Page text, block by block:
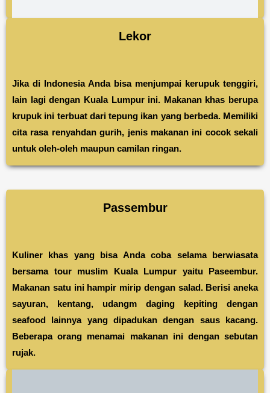
Lekor
Jika di Indonesia Anda bisa menjumpai kerupuk tenggiri,
lain lagi dengan Kuala Lumpur ini. Makanan khas berupa
krupuk ini terbuat dari tepung ikan yang berbeda. Memiliki
cita rasa renyahdan gurih, jenis makanan ini cocok sekali
untuk oleh-oleh maupun camilan ringan.
Passembur
Kuliner khas yang bisa Anda coba selama berwiasata
bersama tour muslim Kuala Lumpur yaitu Paseembur.
Makanan satu ini hampir mirip dengan salad. Berisi aneka
sayuran, kentang, udangm daging kepiting dengan
seafood lainnya yang dipadukan dengan saus kacang.
Beberapa orang menamai makanan ini dengan sebutan
rujak.